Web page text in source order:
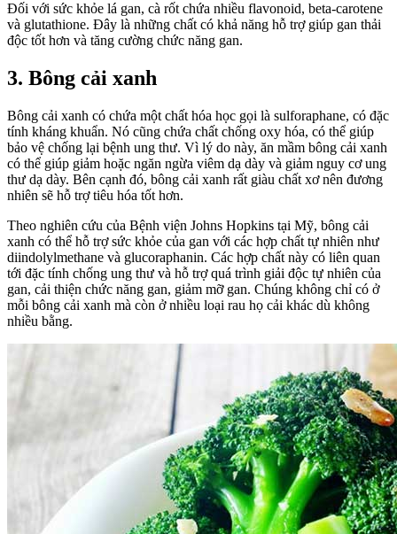
Đối với sức khỏe lá gan, cà rốt chứa nhiều flavonoid, beta-carotene
và glutathione. Đây là những chất có khả năng hỗ trợ giúp gan thải
độc tốt hơn và tăng cường chức năng gan.
3. Bông cải xanh
Bông cải xanh có chứa một chất hóa học gọi là sulforaphane, có đặc
tính kháng khuẩn. Nó cũng chứa chất chống oxy hóa, có thể giúp
bảo vệ chống lại bệnh ung thư. Vì lý do này, ăn mầm bông cải xanh
có thể giúp giảm hoặc ngăn ngừa viêm dạ dày và giảm nguy cơ ung
thư dạ dày. Bên cạnh đó, bông cải xanh rất giàu chất xơ nên đương
nhiên sẽ hỗ trợ tiêu hóa tốt hơn.
Theo nghiên cứu của Bệnh viện Johns Hopkins tại Mỹ, bông cải
xanh có thể hỗ trợ sức khỏe của gan với các hợp chất tự nhiên như
diindolylmethane và glucoraphanin. Các hợp chất này có liên quan
tới đặc tính chống ung thư và hỗ trợ quá trình giải độc tự nhiên của
gan, cải thiện chức năng gan, giảm mỡ gan. Chúng không chỉ có ở
mỗi bông cải xanh mà còn ở nhiều loại rau họ cải khác dù không
nhiều bằng.